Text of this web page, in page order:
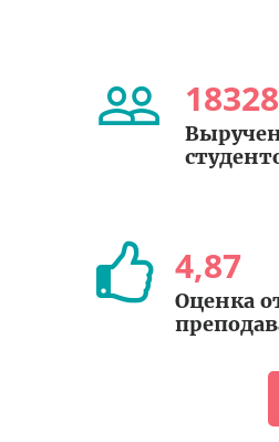
4,87
Оценка